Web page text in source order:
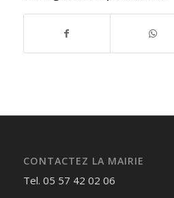
CONTACTEZ LA MAIRIE
Tel. 05 57 42 02 06